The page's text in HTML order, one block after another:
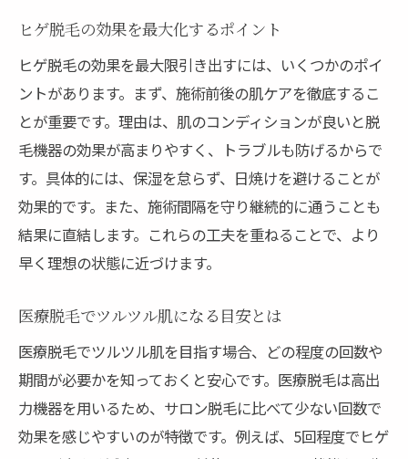
ヒゲ脱毛の効果を最大化するポイント
ヒゲ脱毛の効果を最大限引き出すには、いくつかのポイ
ントがあります。まず、施術前後の肌ケアを徹底するこ
とが重要です。理由は、肌のコンディションが良いと脱
毛機器の効果が高まりやすく、トラブルも防げるからで
す。具体的には、保湿を怠らず、日焼けを避けることが
効果的です。また、施術間隔を守り継続的に通うことも
結果に直結します。これらの工夫を重ねることで、より
早く理想の状態に近づけます。
医療脱毛でツルツル肌になる目安とは
医療脱毛でツルツル肌を目指す場合、どの程度の回数や
期間が必要かを知っておくと安心です。医療脱毛は高出
力機器を用いるため、サロン脱毛に比べて少ない回数で
効果を感じやすいのが特徴です。例えば、5回程度でヒゲ